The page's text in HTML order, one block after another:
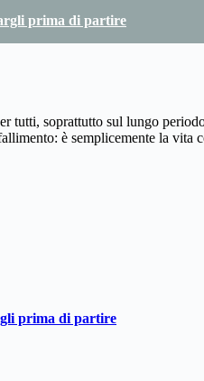
prima di partire
tutti, soprattutto sul lungo
è semplicemente la vita
prima di partire